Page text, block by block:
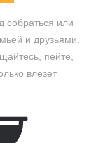
собраться или
и друзьями.
пейте,
влезет